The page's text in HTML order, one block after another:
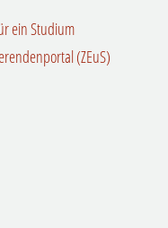
ein Studium
(ZEuS)